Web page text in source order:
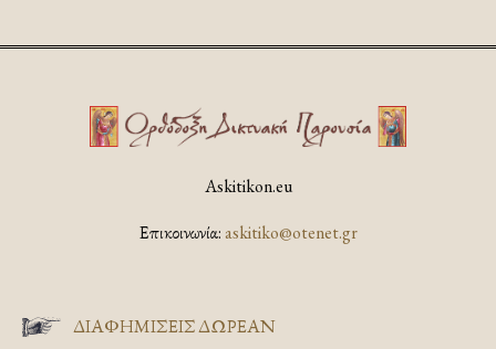
Askitikon.eu
Επικοινωνία:askitiko@otenet.gr
ΔΙΑΦΗΜΊΣΕΙΣ ΔΩΡΕΆΝ